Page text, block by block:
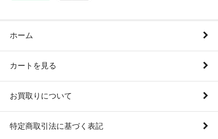
ホーム
カートを見る
お買取りについて
特定商取引法に基づく表記